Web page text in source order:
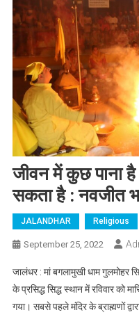
जीवन में कुछ पाना है
सकता है : नवजीत
JALANDHAR Religious
September 25, 2022
जालंधर : मां बगलामुखी धाम गुलमोहर
के प्रसिद्ध सिद्ध स्थान में रविवार को
गया। सबसे पहले मंदिर के ब्राह्मणों